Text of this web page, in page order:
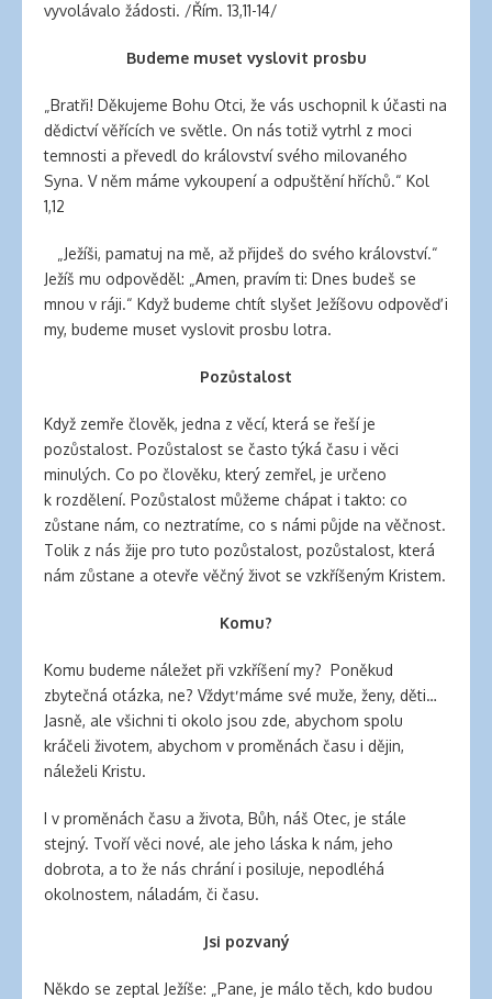
vyvolávalo žádosti. /Řím. 13,11-14/
Budeme muset vyslovit prosbu
„Bratři! Děkujeme Bohu Otci, že vás uschopnil k účasti na
dědictví věřících ve světle. On nás totiž vytrhl z moci
temnosti a převedl do království svého milovaného
Syna. V něm máme vykoupení a odpuštění hříchů.“ Kol
1,12
„Ježíši, pamatuj na mě, až přijdeš do svého království.“
Ježíš mu odpověděl: „Amen, pravím ti: Dnes budeš se
mnou v ráji.“ Když budeme chtít slyšet Ježíšovu odpověď i
my, budeme muset vyslovit prosbu lotra.
Pozůstalost
Když zemře člověk, jedna z věcí, která se řeší je
pozůstalost. Pozůstalost se často týká času i věci
minulých. Co po člověku, který zemřel, je určeno
k rozdělení. Pozůstalost můžeme chápat i takto: co
zůstane nám, co neztratíme, co s námi půjde na věčnost.
Tolik z nás žije pro tuto pozůstalost, pozůstalost, která
nám zůstane a otevře věčný život se vzkříšeným Kristem.
Komu?
Komu budeme náležet při vzkříšení my? Poněkud
zbytečná otázka, ne? Vždyť máme své muže, ženy, děti…
Jasně, ale všichni ti okolo jsou zde, abychom spolu
kráčeli životem, abychom v proměnách času i dějin,
náleželi Kristu.
I v proměnách času a života, Bůh, náš Otec, je stále
stejný. Tvoří věci nové, ale jeho láska k nám, jeho
dobrota, a to že nás chrání i posiluje, nepodléhá
okolnostem, náladám, či času.
Jsi pozvaný
Někdo se zeptal Ježíše: „Pane, je málo těch, kdo budou